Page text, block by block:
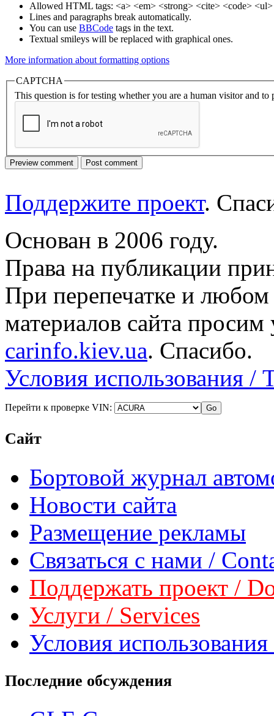
Allowed HTML tags: <a> <em> <strong> <cite> <code>
Lines and paragraphs break automatically.
You can use BBCode tags in the text.
Textual smileys will be replaced with graphical ones.
More information about formatting options
CAPTCHA
This question is for testing whether you are a human visitor and to
Поддержите проект.
Основан в 2006 году.
Права на публикации
При перепечатке и
материалов сайта просим
carinfo.kiev.ua. Спасибо.
Условия использования /
Перейти к проверке VIN:
Сайт
Бортовой журнал
Новости сайта
Размещение рекламы
Связаться с нами /
Поддержать проект /
Услуги / Services
Условия
Последние обсуждения